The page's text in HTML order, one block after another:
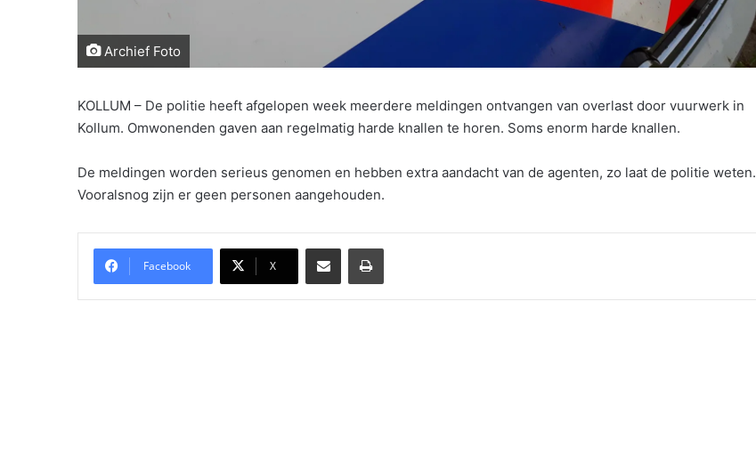
Archief Foto
KOLLUM – De politie heeft afgelopen week meerdere meldingen ontvangen van overlast door vuurwerk in
Kollum. Omwonenden gaven aan regelmatig harde knallen te horen. Soms enorm harde knallen.
De meldingen worden serieus genomen en hebben extra aandacht van de agenten, zo laat de politie weten.
Vooralsnog zijn er geen personen aangehouden.
Facebook X
Delen via Email Print